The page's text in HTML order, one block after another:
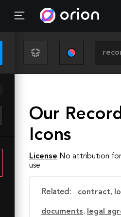
Our
Icons
License No attribution for
use
Related: contract,
documents, legal